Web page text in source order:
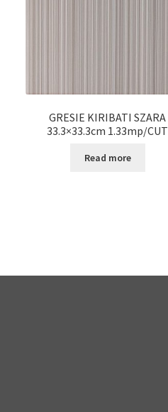
GRESIE KIRIBATI SZARA
33.3×33.3cm 1.33mp/CUT
Read more